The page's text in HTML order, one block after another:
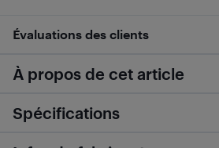
Évaluations des clients
À propos de cet article
Spécifications